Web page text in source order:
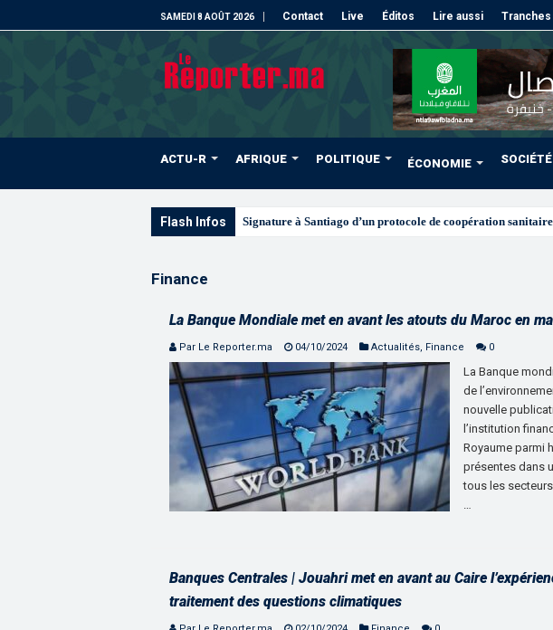
SAMEDI 8 AOÛT 2026 Contact Live Éditos Lire aussi
ACTU-R AFRIQUE POLITIQUE ÉCONOMIE SOCIÉTÉ
Flash Infos Les CRI mobilisés du 10 au 1
Finance
La Banque Mondiale met en avant les atouts du Maroc en
Par Le Reporter.ma 04/10/2024 Actualités, Finance 0
La Banque
de
nouvelle
l’institution
Royaume parmi
présentes dans
tous les
…
Banques Centrales | Jouahri met en avant au Caire
traitement des questions climatiques